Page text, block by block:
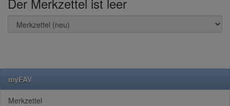
myFAV
Merkzettel